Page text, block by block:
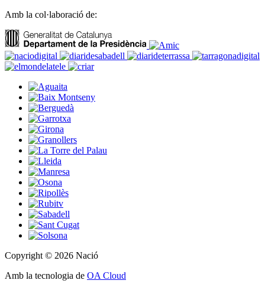
Amb la col·laboració de:
Copyright © 2026 Nació
Amb la tecnologia de OA Cloud